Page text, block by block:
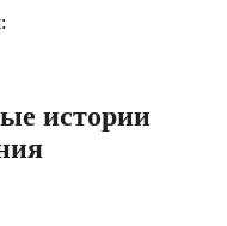
истории